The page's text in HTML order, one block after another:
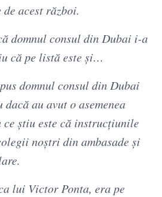
acest război.
domnul consul din Dubai i-a
că pe listă este și…
domnul consul din Dubai
dacă au avut o asemenea
ce știu este că instrucțiunile
noștri din ambasade și
lui Victor Ponta, era pe